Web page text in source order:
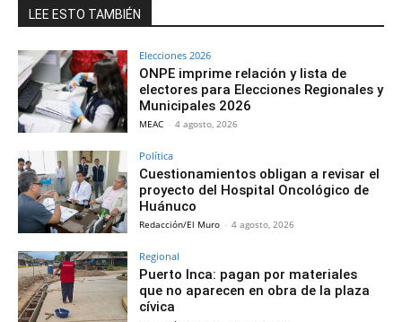
LEE ESTO TAMBIÉN
Elecciones 2026
ONPE imprime relación y lista de
electores para Elecciones Regionales y
Municipales 2026
MEAC - 4 agosto, 2026
Política
Cuestionamientos obligan a revisar el
proyecto del Hospital Oncológico de
Huánuco
Redacción/El Muro - 4 agosto, 2026
Regional
Puerto Inca: pagan por materiales
que no aparecen en obra de la plaza
cívica